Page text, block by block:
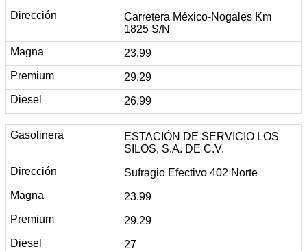
Carretera México-Nogales Km
1825 S/N
23.99
29.29
26.99
ESTACIÓN DE SERVICIO LOS
SILOS, S.A. DE C.V.
Sufragio Efectivo 402 Norte
23.99
29.29
27